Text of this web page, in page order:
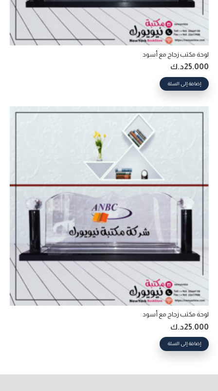
لوحة مكتب زجاج مع أسود
25.000د.ك
إضافة إلى السلة
لوحة مكتب زجاج مع أسود
25.000د.ك
إضافة إلى السلة